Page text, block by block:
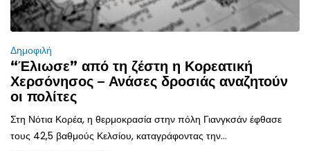
Δημοφιλή
“Έλιωσε” από τη ζέστη η Κορεατική
Χερσόνησος – Ανάσες δροσιάς αναζητούν
οι πολίτες
Στη Νότια Κορέα, η θερμοκρασία στην πόλη Γιανγκσάν έφθασε
τους 42,5 βαθμούς Κελσίου, καταγράφοντας την...